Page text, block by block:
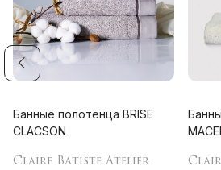
Банные полотенца BRISE
CLACSON
Claire Batiste Atelier